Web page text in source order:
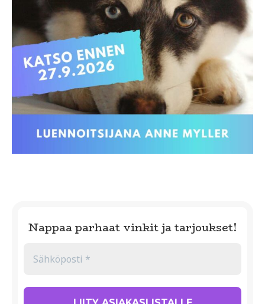
Nappaa parhaat vinkit ja tarjoukset!